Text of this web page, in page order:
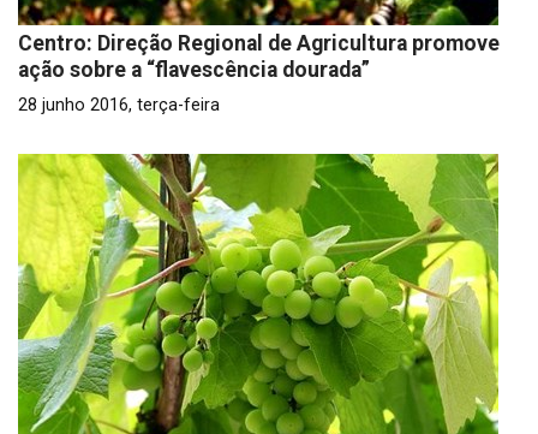
Centro: Direção Regional de Agricultura promove
ação sobre a “flavescência dourada”
28 junho 2016, terça-feira